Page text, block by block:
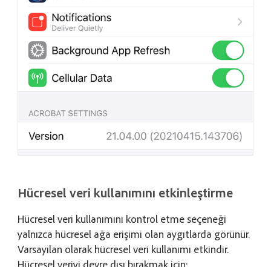
Hücresel veri kullanımını etkinleştirme
Hücresel veri kullanımını kontrol etme seçeneği
yalnızca hücresel ağa erişimi olan aygıtlarda görünür.
Varsayılan olarak hücresel veri kullanımı etkindir.
Hücresel veriyi devre dışı bırakmak için: